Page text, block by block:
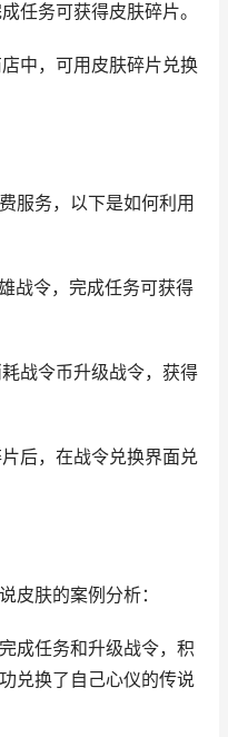
任务可获得皮肤碎片。
中，可用皮肤碎片兑换
服务，以下是如何利用
战令，完成任务可获得
战令币升级战令，获得
后，在战令兑换界面兑
皮肤的案例分析：
成任务和升级战令，积
兑换了自己心仪的传说